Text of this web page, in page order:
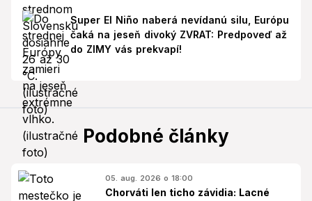
Super El Niño naberá nevídanú silu, Európu
čaká na jeseň divoký ZVRAT: Predpoveď až
do ZIMY vás prekvapí!
Podobné články
05. aug. 2026 o 18:00
Chorváti len ticho závidia: Lacné